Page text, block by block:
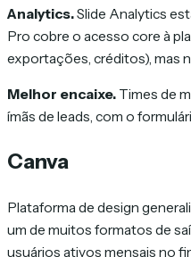
Analytics.Slide Analytics
Pro cobre o acesso core à
exportações, créditos), mas
Melhor encaixe. Times de
ímãs de leads, com o
Canva
Plataforma de design
um de muitos formatos de
usuários ativos mensais no